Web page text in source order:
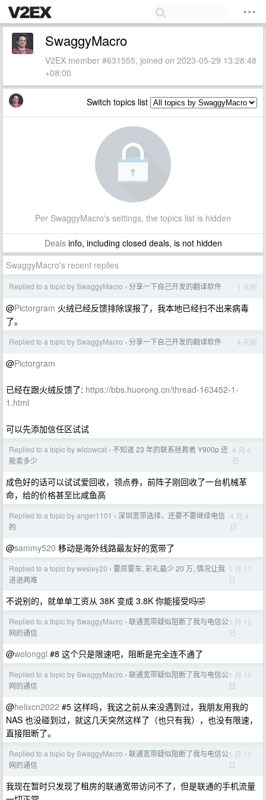
SwaggyMacro
V2EX member #631555, joined on 2023-05-29 13:28:48
+08:00
Switch topics list
Per SwaggyMacro's settings, the topics list is hidden
Dealsinfo, including closed deals, is not hidden
SwaggyMacro's recent replies
Replied to a topic by SwaggyMacro › 分享一下自己开发的翻译软件 1 天前
@Pictorgram 火绒已经反馈排除误报了，我本地已经扫不出来病毒
了。
Replied to a topic by SwaggyMacro › 分享一下自己开发的翻译软件 4 天前
@Pictorgram
已经在跟火绒反馈了: https://bbs.huorong.cn/thread-163452-1-
1.html
可以先添加信任区试试
Replied to a topic by widowcat › 不知道 23 年的联系拯救者 Y900p 还
能卖多少
4 月 4
日
成色好的话可以试试爱回收，领点券，前阵子刚回收了一台机械革
命，给的价格甚至比咸鱼高
Replied to a topic by anger1101 › 深圳宽带选择，还要不要继续电信
的
4 月 4
日
@sammy520 移动是海外线路最友好的宽带了
Replied to a topic by wesley20 › 要房要车, 彩礼最少 20 万, 情况让我
进退两难
1 月 17
日
不说别的，就单单工资从 38K 变成 3.8K 你能接受吗🤣
Replied to a topic by SwaggyMacro › 联通宽带疑似阻断了我与电信公
网的通信
1 月 10
日
@wolonggl #8 这个只是限速吧，阻断是完全连不通了
Replied to a topic by SwaggyMacro › 联通宽带疑似阻断了我与电信公
网的通信
1 月 10
日
@helixcn2022 #5 这样吗，我这之前从来没遇到过，我朋友用我的
NAS 也没碰到过，就这几天突然这样了（也只有我），也没有限速，
直接阻断了。
Replied to a topic by SwaggyMacro › 联通宽带疑似阻断了我与电信公
网的通信
1 月 10
日
我现在暂时只发现了租房的联通宽带访问不了，但是联通的手机流量